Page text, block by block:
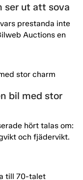
ser ut att sova
prestanda inte
Auctions en
bil med stor
hört talas om:
och fjädervikt.